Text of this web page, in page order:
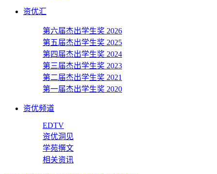
资优汇
第六届杰出学生奖 2026
第五届杰出学生奖 2025
第四届杰出学生奖 2024
第三届杰出学生奖 2023
第二届杰出学生奖 2021
第一届杰出学生奖 2020
资优频道
EDTV
资优洞见
学苑撰文
相关资讯